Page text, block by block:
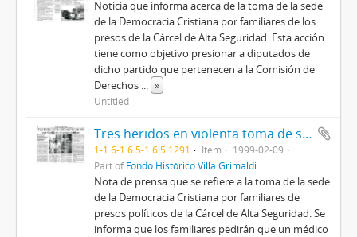
Noticia que informa acerca de la toma de la sede
de la Democracia Cristiana por familiares de los
presos de la Cárcel de Alta Seguridad. Esta acción
tiene como objetivo presionar a diputados de
dicho partido que pertenecen a la Comisión de
Derechos ... »
Untitled
Tres heridos en violenta toma de sede DC por familiares de presos políticos
1-1.6-1.6.5-1.6.5.1291 Item
1999-02-09
Part ofFondo Histórico Villa Grimaldi
Nota de prensa que se refiere a la toma de la sede
de la Democracia Cristiana por familiares de
presos políticos de la Cárcel de Alta Seguridad. Se
informa que los familiares pedirán que un médico